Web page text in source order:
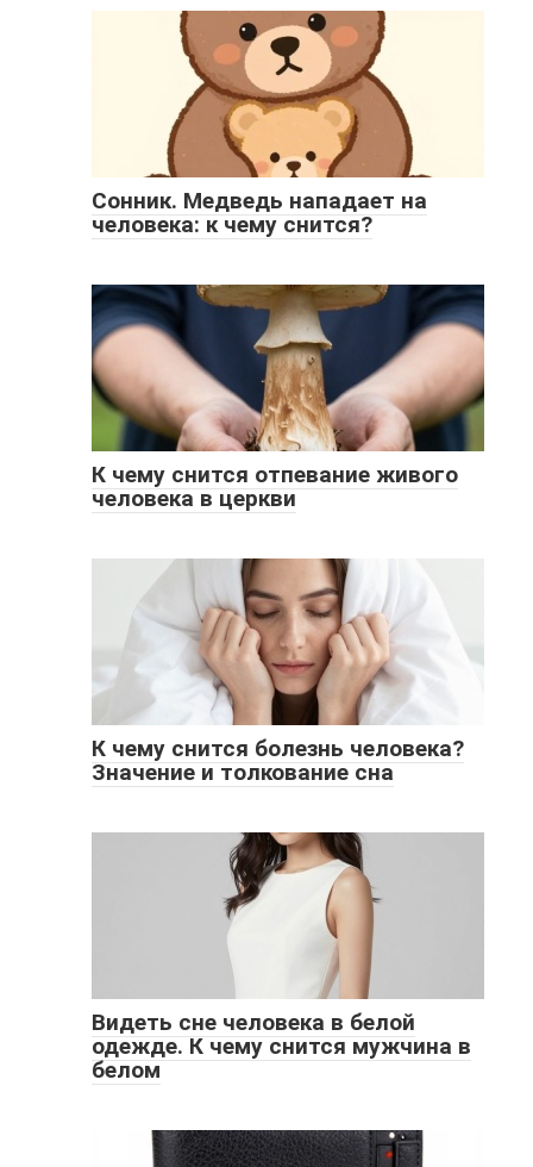
Сонник. Медведь нападает на
человека: к чему снится?
К чему снится отпевание живого
человека в церкви
К чему снится болезнь человека?
Значение и толкование сна
Видеть сне человека в белой
одежде. К чему снится мужчина в
белом